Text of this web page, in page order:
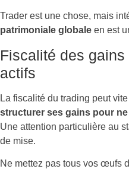
Trader est une chose, mais
patrimoniale globale en est
Fiscalité des
actifs
La fiscalité du trading peut
structurer ses gains pour
Une attention particulière au
de mise.
Ne mettez pas tous vos œufs